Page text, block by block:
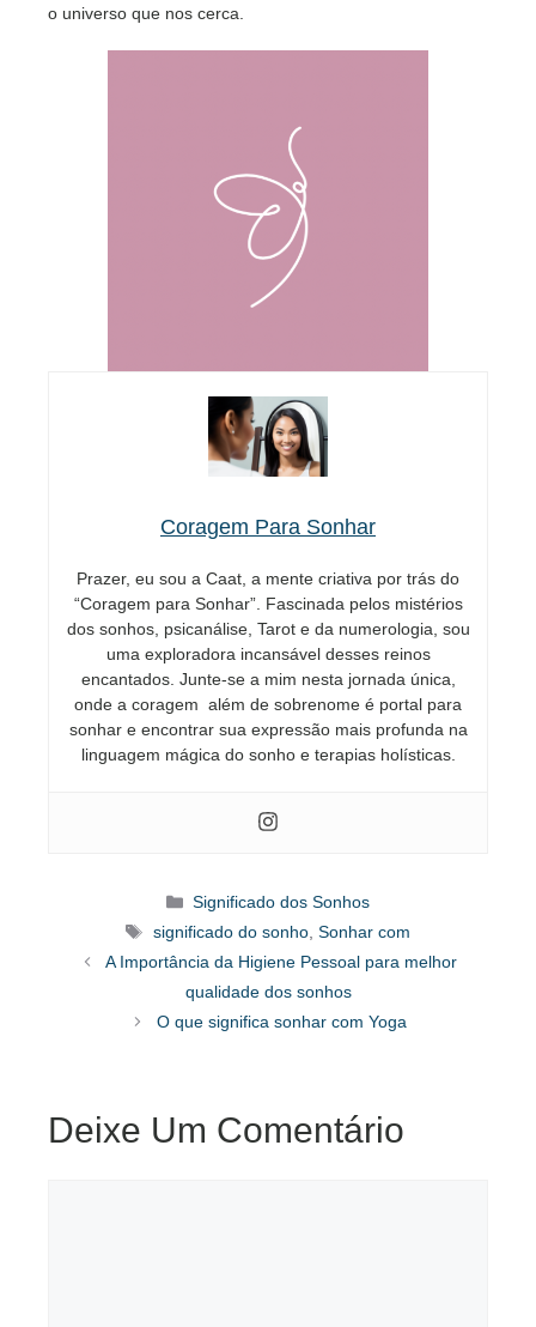
o universo que nos cerca.
Coragem Para Sonhar
Prazer, eu sou a Caat, a mente criativa por trás do
“Coragem para Sonhar”. Fascinada pelos mistérios
dos sonhos, psicanálise, Tarot e da numerologia, sou
uma exploradora incansável desses reinos
encantados. Junte-se a mim nesta jornada única,
onde a coragem além de sobrenome é portal para
sonhar e encontrar sua expressão mais profunda na
linguagem mágica do sonho e terapias holísticas.
Categorias
Significado dos Sonhos
Tags
significado do sonho, Sonhar com
A Importância da Higiene Pessoal para melhor
qualidade dos sonhos
O que significa sonhar com Yoga
Deixe Um Comentário